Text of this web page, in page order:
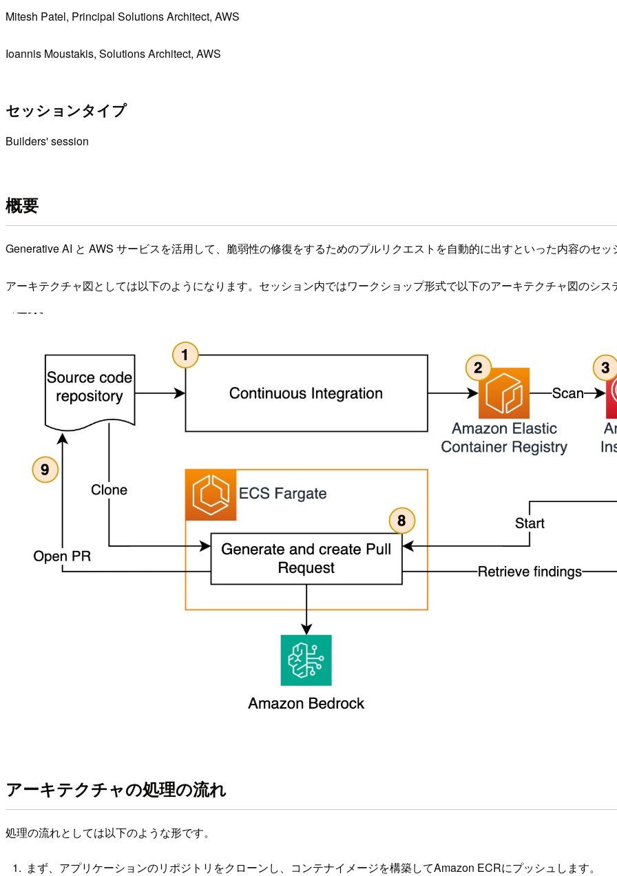
Mitesh Patel, Principal Solutions Architect, AWS
Ioannis Moustakis, Solutions Architect, AWS
セッションタイプ
Builders' session
概要
Generative AI と AWS サービスを活用して、脆弱性の修復をするためのプルリクエストを自動的に出すといった内容のセッ
アーキテクチャ図としては以下のようになります。セッション内ではワークショップ形式で以下のアーキテクチャ図のシス
アーキテクチャの処理の流れ
処理の流れとしては以下のような形です。
まず、アプリケーションのリポジトリをクローンし、コンテナイメージを構築してAmazon ECRにプッシュします。